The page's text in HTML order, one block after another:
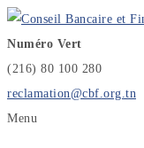
Numéro Vert
(216) 80 100 280
reclamation@cbf.org.tn
Menu